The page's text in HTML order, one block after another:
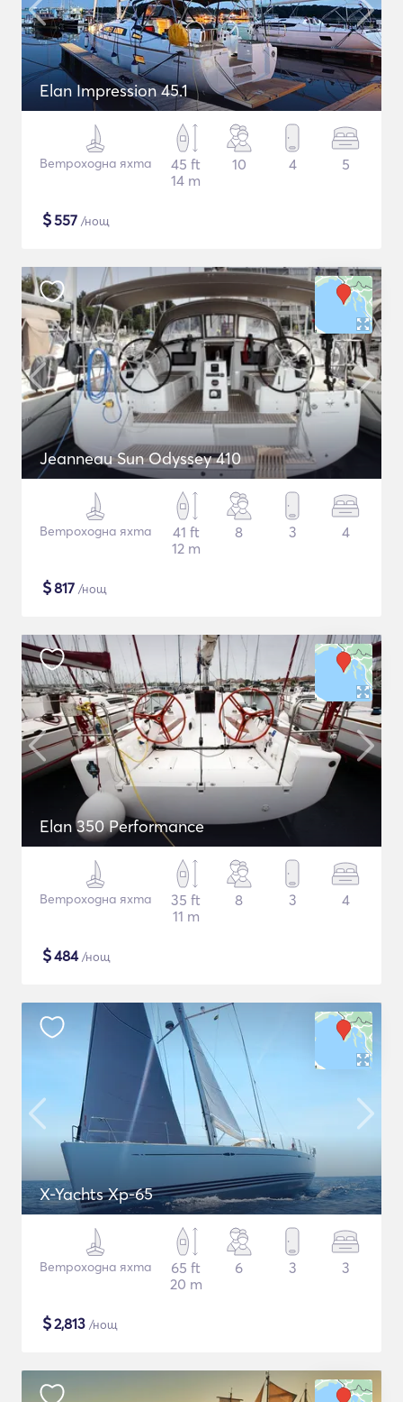
Elan Impression 45.1
Ветроходна яхта
45 ft
14 m
10 4 5
$557 /нощ
Jeanneau Sun Odyssey 410
Ветроходна яхта
41 ft
12 m
8 3 4
$817 /нощ
Elan 350 Performance
Ветроходна яхта
35 ft
11 m
8 3 4
$484/нощ
X-Yachts Xp-65
Ветроходна яхта
65 ft
20 m
6 3 3
$2,813 /нощ